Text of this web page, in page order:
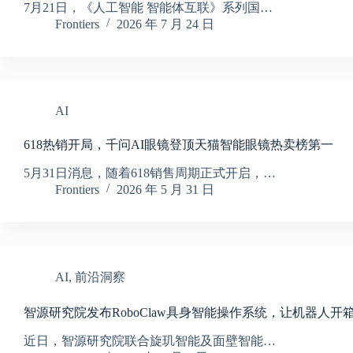
7月21日，《人工智能 智能体互联》系列国…
Frontiers
2026 年 7 月 24 日
AI
618热销开局，千问AI眼镜登顶天猫智能眼镜热卖榜第一
5月31日消息，随着618销售周期正式开启，…
Frontiers
2026 年 5 月 31 日
AI, 前沿洞察
智源研究院发布RoboClaw具身智能操作系统，让机器人开
近日，智源研究院联合旋玑智能及面壁智能…